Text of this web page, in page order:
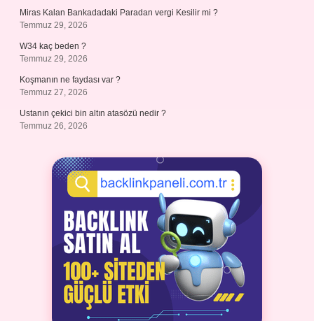
Miras Kalan Bankadadaki Paradan vergi Kesilir mi ?
Temmuz 29, 2026
W34 kaç beden ?
Temmuz 29, 2026
Koşmanın ne faydası var ?
Temmuz 27, 2026
Ustanın çekici bin altın atasözü nedir ?
Temmuz 26, 2026